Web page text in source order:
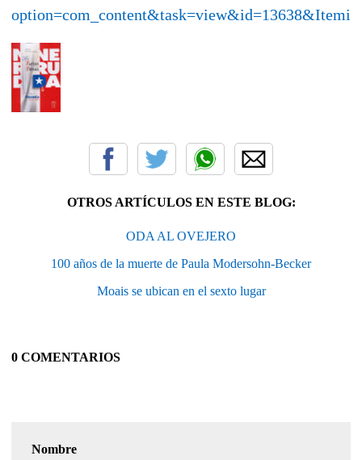
OTROS ARTÍCULOS EN ESTE BLOG:
ODA AL OVEJERO
100 años de la muerte de Paula Modersohn-Becker
Moais se ubican en el sexto lugar
0 COMENTARIOS
Nombre